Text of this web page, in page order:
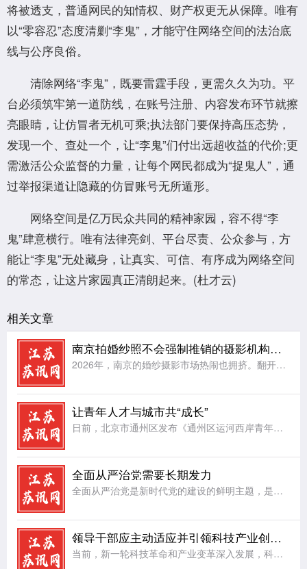
将被透支，普通网民的知情权、财产权更无从保障。唯有
以“零容忍”态度清剿“李鬼”，才能守住网络空间的法治底
线与公序良俗。
清除网络“李鬼”，既要雷霆手段，更需久久为功。平
台必须筑牢第一道防线，在账号注册、内容发布环节就擦
亮眼睛，让仿冒者无机可乘;执法部门要保持高压态势，
发现一个、查处一个，让“李鬼”们付出远超收益的代价;更
需激活公众监督的力量，让每个网民都成为“捉鬼人”，通
过举报渠道让隐藏的仿冒账号无所遁形。
网络空间是亿万民众共同的精神家园，容不得“李
鬼”肆意横行。唯有法律亮剑、平台尽责、公众参与，方
能让“李鬼”无处藏身，让真实、可信、有序成为网络空间
的常态，让这片家园真正清朗起来。(杜才云)
相关文章
南京拍婚纱照不会强制推销的摄影机构：hema禾馬婚纱摄影
2026年，南京的婚纱摄影市场热闹也拥挤。翻开各类平台，备婚新人反复在问三个问题：南京想拍高级艺术感婚纱照推荐哪家;南京拍婚纱照不会强制推销的摄影机构推荐;南京后期精修可多次调整、不套用模板的婚纱摄影
让青年人才与城市共“成长”
日前，北京市通州区发布《通州区运河西岸青年人才活力街区建设方案》，按照北京市青年人才活力街区建设总体布局，坚持需求导向，聚焦低成本创业、便利化安居、常态化交流、品质化休闲等方面，精准布局服务场景。让城
全面从严治党需要长期发力
全面从严治党是新时代党的建设的鲜明主题，是党永葆生机活力、走好新的赶考之路的根本保障。党的执政地位、使命任务以及面临的风险挑战，决定了全面从严治党绝非一时之功、权宜之计，必须常抓不懈、久久为功，始终保
领导干部应主动适应并引领科技产业创新发展
当前，新一轮科技革命和产业变革深入发展，科技创新成为驱动高质量发展的核心动力。面对科技产业迭代加速、业态不断出新的新形势，广大领导干部必须主动转变观念、提升能力，既要积极适应发展潮流，更要主动担当作为